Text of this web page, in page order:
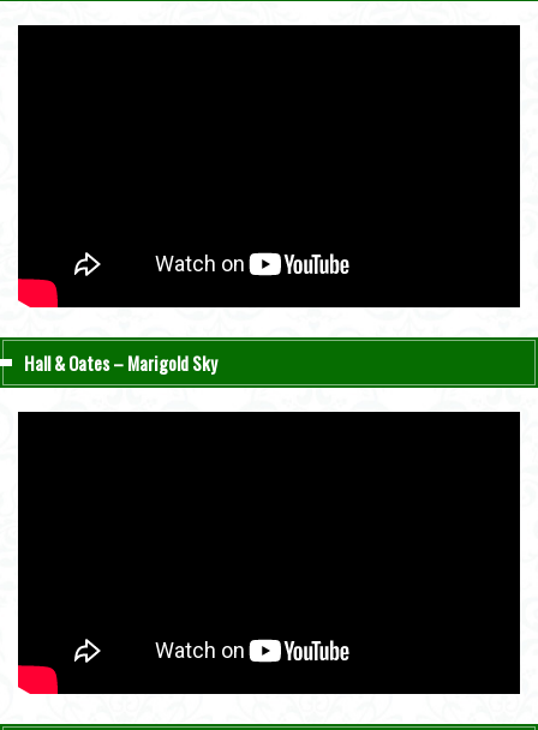
Hall & Oates – Marigold Sky